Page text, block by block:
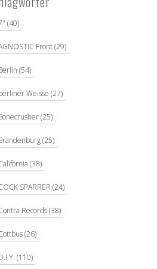
(40)
Front(29)
(54)
Weisse (27)
(25)
(25)
(38)
SPARRER (24)
Records(38)
(26)
(110)